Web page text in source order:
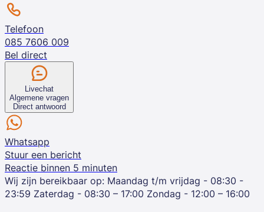
Telefoon
085 7606 009
Bel direct
Livechat
Algemene vragen
Direct antwoord
Whatsapp
Stuur een bericht
Reactie binnen 5 minuten
Wij zijn bereikbaar op: Maandag t/m vrijdag - 08:30 -
23:59 Zaterdag - 08:30 – 17:00 Zondag - 12:00 – 16:00